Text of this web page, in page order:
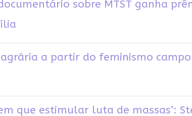
sobre MTST ganha
a partir do feminismo
que estimular luta de massas’: